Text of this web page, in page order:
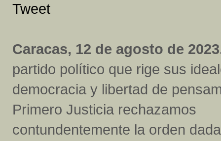
Tweet
Caracas, 12 de agosto de
partido político que rige sus
democracia y libertad de
Primero Justicia rechazamos
contundentemente la orden